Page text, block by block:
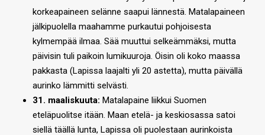
korkeapaineen selänne saapui lännestä. Matalapaineen
jälkipuolella maahamme purkautui pohjoisesta
kylmempää ilmaa. Sää muuttui selkeämmäksi, mutta
päivisin tuli paikoin lumikuuroja. Öisin oli koko maassa
pakkasta (Lapissa laajalti yli 20 astetta), mutta päivällä
aurinko lämmitti selvästi.
31. maaliskuuta: Matalapaine liikkui Suomen
eteläpuolitse itään. Maan etelä- ja keskiosassa satoi
siellä täällä lunta, Lapissa oli puolestaan aurinkoista